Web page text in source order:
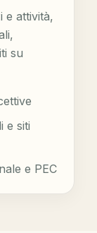
e attività,
su
e siti
e PEC